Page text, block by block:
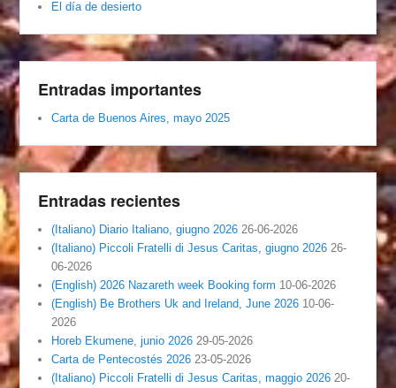
El día de desierto
Entradas importantes
Carta de Buenos Aires, mayo 2025
Entradas recientes
(Italiano) Diario Italiano, giugno 2026 26-06-2026
(Italiano) Piccoli Fratelli di Jesus Caritas, giugno 2026 26-
06-2026
(English) 2026 Nazareth week Booking form 10-06-2026
(English) Be Brothers Uk and Ireland, June 2026 10-06-
2026
Horeb Ekumene, junio 2026 29-05-2026
Carta de Pentecostés 2026 23-05-2026
(Italiano) Piccoli Fratelli di Jesus Caritas, maggio 2026 20-